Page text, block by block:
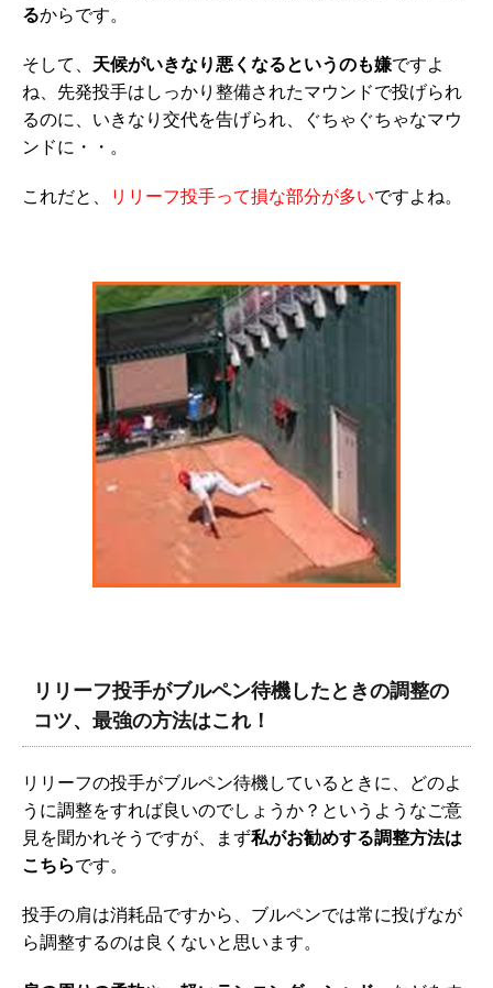
るからです。
そして、 天候がいきなり悪くなるというのも嫌ですよ
ね、先発投手はしっかり整備されたマウンドで投げられ
るのに、いきなり交代を告げられ、ぐちゃぐちゃなマウ
ンドに・・。
これだと、 リリーフ投手って損な部分が多いですよね。
リリーフ投手がブルペン待機したときの調整の
コツ、最強の方法はこれ！
リリーフの投手がブルペン待機しているときに、どのよ
うに調整をすれば良いのでしょうか？というようなご意
見を聞かれそうですが、まず私がお勧めする調整方法は
こちらです。
投手の肩は消耗品ですから、ブルペンでは常に投げなが
ら調整するのは良くないと思います。